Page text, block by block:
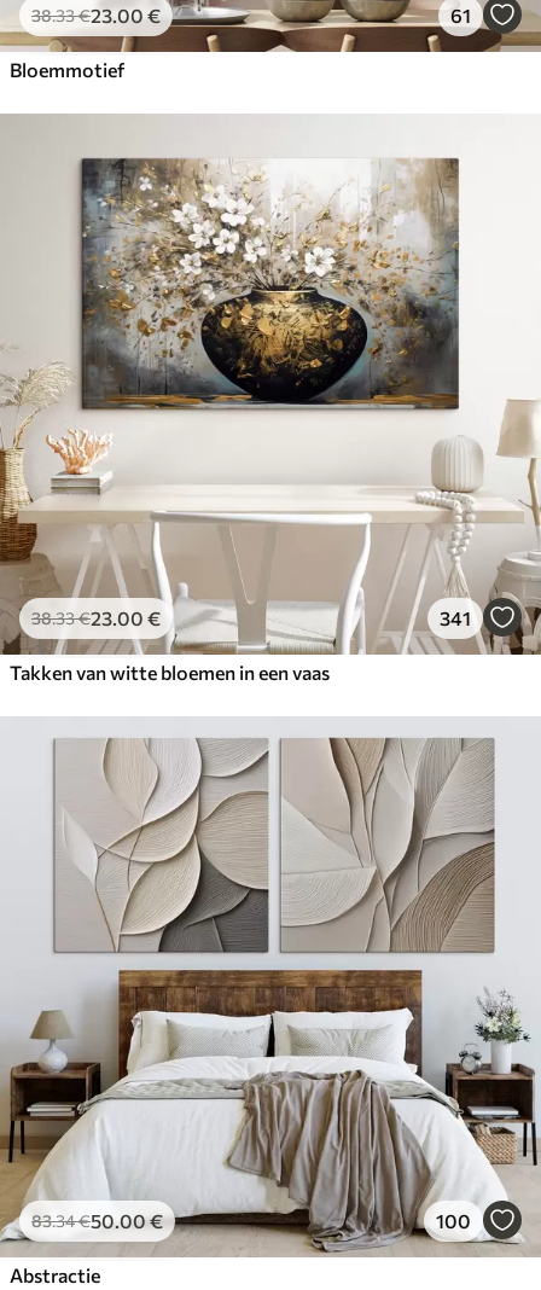
38.33€23.00 € 61
Bloemmotief
38.33€23.00 € 341
Takken van witte bloemen in een vaas
83.34€50.00€ 100
Abstractie